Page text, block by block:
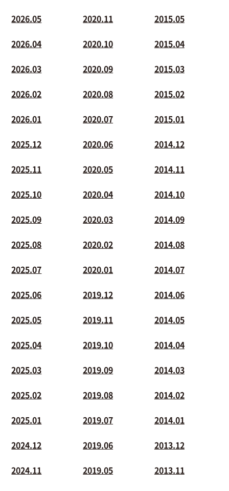
2026.05
2026.04
2026.03
2026.02
2026.01
2025.12
2025.11
2025.10
2025.09
2025.08
2025.07
2025.06
2025.05
2025.04
2025.03
2025.02
2025.01
2024.12
2024.11
2020.11
2020.10
2020.09
2020.08
2020.07
2020.06
2020.05
2020.04
2020.03
2020.02
2020.01
2019.12
2019.11
2019.10
2019.09
2019.08
2019.07
2019.06
2019.05
2015.05
2015.04
2015.03
2015.02
2015.01
2014.12
2014.11
2014.10
2014.09
2014.08
2014.07
2014.06
2014.05
2014.04
2014.03
2014.02
2014.01
2013.12
2013.11